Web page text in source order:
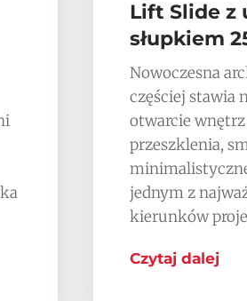
Lift Slide z
słupkiem
Nowoczesna
częściej stawia
otwarcie
przeszklenia,
jednym z
kierunków
Czytaj dalej